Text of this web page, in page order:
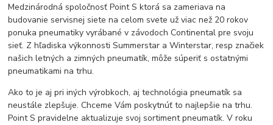
Medzinárodná spoločnosť Point S ktorá sa zameriava na
budovanie servisnej siete na celom svete už viac než 20 rokov
ponuka pneumatiky vyrábané v závodoch Continental pre svoju
sieť. Z hľadiska výkonnosti Summerstar a Winterstar, resp značiek
našich letných a zimných pneumatík, môže súperiť s ostatnými
pneumatikami na trhu.
Ako to je aj pri iných výrobkoch, aj technológia pneumatík sa
neustále zlepšuje. Chceme Vám poskytnúť to najlepšie na trhu.
Point S pravidelne aktualizuje svoj sortiment pneumatík. V roku